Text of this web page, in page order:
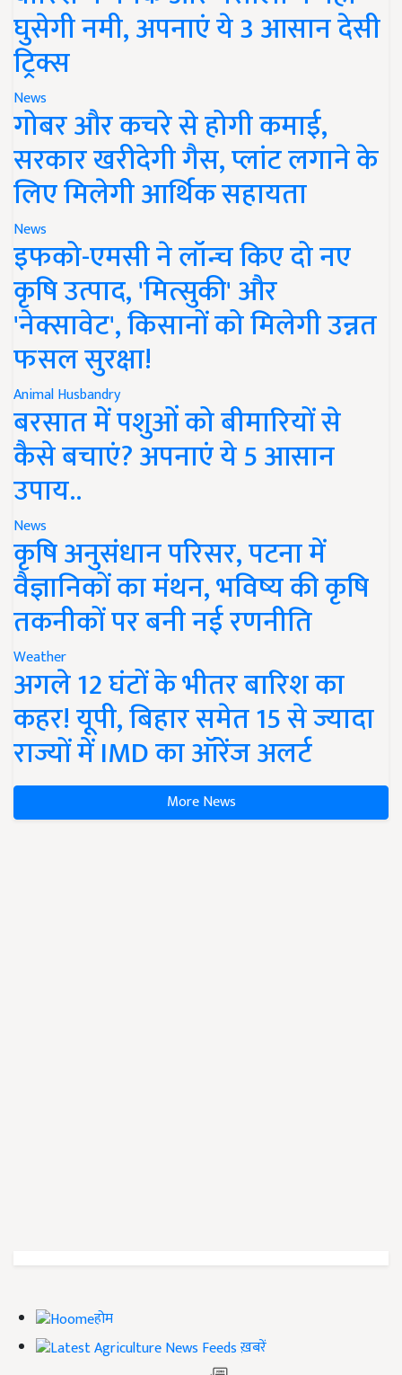
घुसेगी नमी, अपनाएं ये 3 आसान देसी
ट्रिक्स
News
गोबर और कचरे से होगी कमाई,
सरकार खरीदेगी गैस, प्लांट लगाने के
लिए मिलेगी आर्थिक सहायता
News
इफको-एमसी ने लॉन्च किए दो नए
कृषि उत्पाद, 'मित्सुकी' और
'नेक्सावेट', किसानों को मिलेगी उन्नत
फसल सुरक्षा!
Animal Husbandry
बरसात में पशुओं को बीमारियों से
कैसे बचाएं? अपनाएं ये 5 आसान
उपाय..
News
कृषि अनुसंधान परिसर, पटना में
वैज्ञानिकों का मंथन, भविष्य की कृषि
तकनीकों पर बनी नई रणनीति
Weather
अगले 12 घंटों के भीतर बारिश का
कहर! यूपी, बिहार समेत 15 से ज्यादा
राज्यों में IMD का ऑरेंज अलर्ट
More News
होम
ख़बरें